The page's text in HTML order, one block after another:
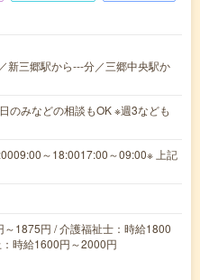
新三郷駅から---分／三郷中央駅か
のみなどの相談もOK ※週3なども
～18:0017:00～09:00※ 上記
1875円 / 介護福祉士：時給1800
時給1600円～2000円